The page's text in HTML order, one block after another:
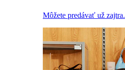
Môžete predávať už zajtra.